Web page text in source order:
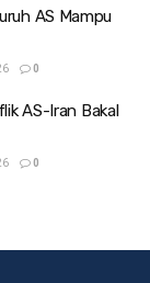
AS Mampu
0
AS-Iran Bakal
0